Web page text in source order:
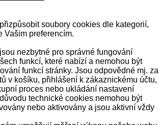
soubory cookies dle kategorií,
Vašim preferencím.
nezbytné pro správné fungování
funkcí, které nabízí a nemohou být
funkcí stránky. Jsou odpovědné mj. za
v košíku, přihlášení k zákaznickému účtu,
proces nebo ukládání nastavení
technické cookies nemohou být
nebo aktivovány a jsou aktivní vždy